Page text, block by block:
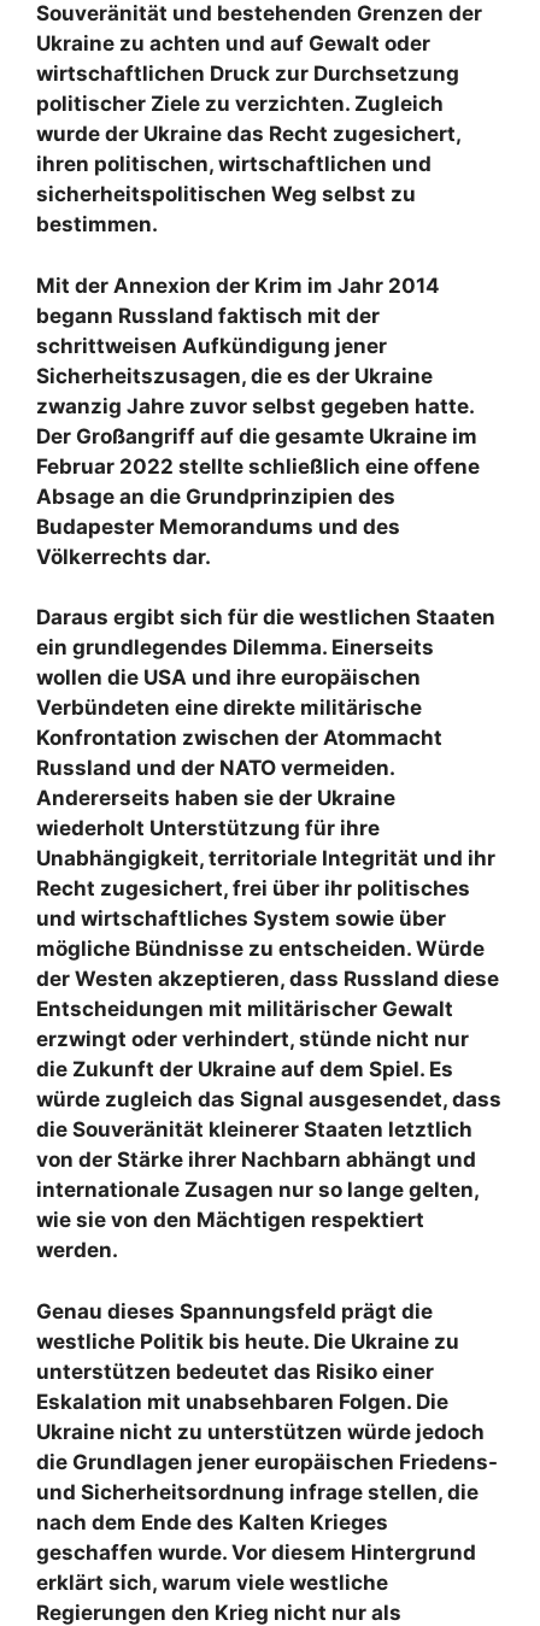
Souveränität und bestehenden Grenzen der
Ukraine zu achten und auf Gewalt oder
wirtschaftlichen Druck zur Durchsetzung
politischer Ziele zu verzichten. Zugleich
wurde der Ukraine das Recht zugesichert,
ihren politischen, wirtschaftlichen und
sicherheitspolitischen Weg selbst zu
bestimmen.
Mit der Annexion der Krim im Jahr 2014
begann Russland faktisch mit der
schrittweisen Aufkündigung jener
Sicherheitszusagen, die es der Ukraine
zwanzig Jahre zuvor selbst gegeben hatte.
Der Großangriff auf die gesamte Ukraine im
Februar 2022 stellte schließlich eine offene
Absage an die Grundprinzipien des
Budapester Memorandums und des
Völkerrechts dar.
Daraus ergibt sich für die westlichen Staaten
ein grundlegendes Dilemma. Einerseits
wollen die USA und ihre europäischen
Verbündeten eine direkte militärische
Konfrontation zwischen der Atommacht
Russland und der NATO vermeiden.
Andererseits haben sie der Ukraine
wiederholt Unterstützung für ihre
Unabhängigkeit, territoriale Integrität und ihr
Recht zugesichert, frei über ihr politisches
und wirtschaftliches System sowie über
mögliche Bündnisse zu entscheiden. Würde
der Westen akzeptieren, dass Russland diese
Entscheidungen mit militärischer Gewalt
erzwingt oder verhindert, stünde nicht nur
die Zukunft der Ukraine auf dem Spiel. Es
würde zugleich das Signal ausgesendet, dass
die Souveränität kleinerer Staaten letztlich
von der Stärke ihrer Nachbarn abhängt und
internationale Zusagen nur so lange gelten,
wie sie von den Mächtigen respektiert
werden.
Genau dieses Spannungsfeld prägt die
westliche Politik bis heute. Die Ukraine zu
unterstützen bedeutet das Risiko einer
Eskalation mit unabsehbaren Folgen. Die
Ukraine nicht zu unterstützen würde jedoch
die Grundlagen jener europäischen Friedens-
und Sicherheitsordnung infrage stellen, die
nach dem Ende des Kalten Krieges
geschaffen wurde. Vor diesem Hintergrund
erklärt sich, warum viele westliche
Regierungen den Krieg nicht nur als